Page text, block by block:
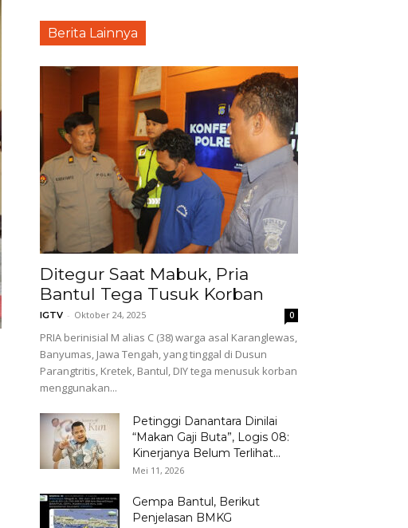
Berita Lainnya
Ditegur Saat Mabuk, Pria
Bantul Tega Tusuk Korban
IGTV - Oktober 24, 2025 0
PRIA berinisial M alias C (38) warga asal Karanglewas,
Banyumas, Jawa Tengah, yang tinggal di Dusun
Parangtritis, Kretek, Bantul, DIY tega menusuk korban
menggunakan...
Petinggi Danantara Dinilai
“Makan Gaji Buta”, Logis 08:
Kinerjanya Belum Terlihat...
Mei 11, 2026
Gempa Bantul, Berikut
Penjelasan BMKG